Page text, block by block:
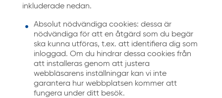
inkluderade nedan.
Absolut nödvändiga cookies: dessa är
nödvändiga för att en åtgärd som du begär
ska kunna utföras, t.ex. att identifiera dig som
inloggad. Om du hindrar dessa cookies från
att installeras genom att justera
webbläsarens inställningar kan vi inte
garantera hur webbplatsen kommer att
fungera under ditt besök.